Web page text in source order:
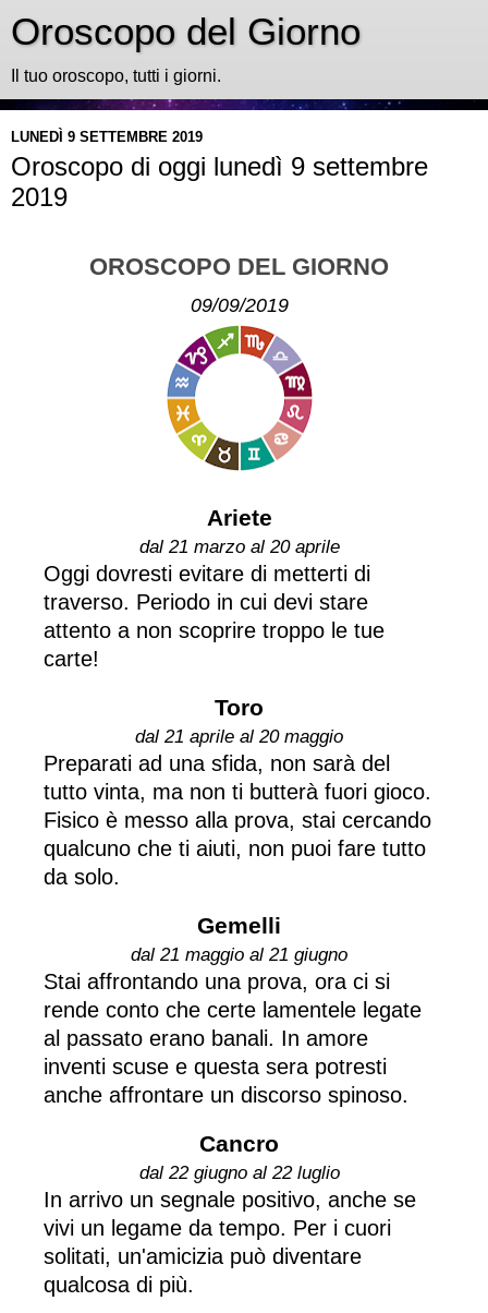
Oroscopo del Giorno
Il tuo oroscopo, tutti i giorni.
LUNEDÌ 9 SETTEMBRE 2019
Oroscopo di oggi lunedì 9 settembre
2019
OROSCOPO DEL GIORNO
09/09/2019
Ariete
dal 21 marzo al 20 aprile
Oggi dovresti evitare di metterti di
traverso. Periodo in cui devi stare
attento a non scoprire troppo le tue
carte!
Toro
dal 21 aprile al 20 maggio
Preparati ad una sfida, non sarà del
tutto vinta, ma non ti butterà fuori gioco.
Fisico è messo alla prova, stai cercando
qualcuno che ti aiuti, non puoi fare tutto
da solo.
Gemelli
dal 21 maggio al 21 giugno
Stai affrontando una prova, ora ci si
rende conto che certe lamentele legate
al passato erano banali. In amore
inventi scuse e questa sera potresti
anche affrontare un discorso spinoso.
Cancro
dal 22 giugno al 22 luglio
In arrivo un segnale positivo, anche se
vivi un legame da tempo. Per i cuori
solitati, un'amicizia può diventare
qualcosa di più.